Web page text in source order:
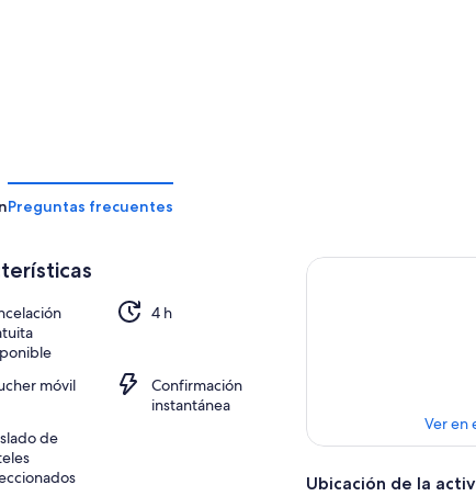
Preguntas frecuentes
4 h
móvil
Confirmación
instantánea
de
Ver en
Ubicación de la